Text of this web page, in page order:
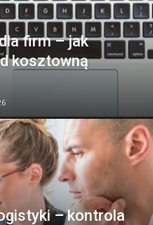
firm – jak
kosztowną
– kontrola